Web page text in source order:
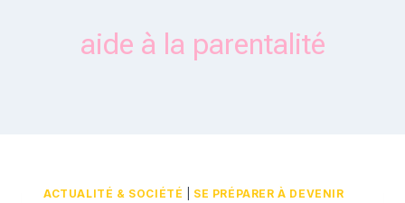
aide à la parentalité
ACTUALITÉ & SOCIÉTÉ
SE PRÉPARER À DEVENIR